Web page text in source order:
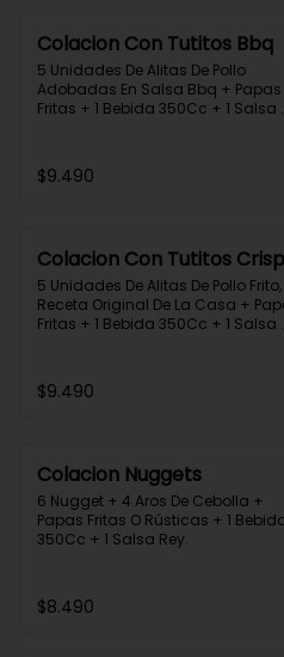
Colacion Con Tutitos Bbq
5 Unidades De Alitas De Pollo
Adobadas En Salsa Bbq + Papas
Fritas + 1 Bebida 350Cc + 1 Salsa
$9.490
Colacion Con Tutitos
5 Unidades De Alitas De Pollo Frito,
Receta Original De La Casa +
Fritas + 1 Bebida 350Cc + 1 Salsa
$9.490
Colacion Nuggets
6 Nugget + 4 Aros De Cebolla +
Papas Fritas O Rústicas + 1
350Cc + 1 Salsa Rey.
$8.490